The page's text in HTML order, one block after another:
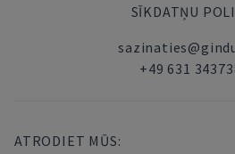
SĪKDATŅU
+49 631
ATRODIET MŪS: